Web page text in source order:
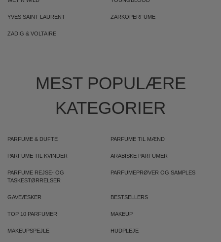
YVES SAINT LAURENT ZARKOPERFUME
ZADIG & VOLTAIRE
MEST POPULÆRE
KATEGORIER
PARFUME & DUFTE PARFUME TIL MÆND
PARFUME TIL KVINDER ARABISKE PARFUMER
PARFUME REJSE- OG
TASKESTØRRELSER
PARFUMEPRØVER OG SAMPLES
GAVEÆSKER BESTSELLERS
TOP 10 PARFUMER MAKEUP
MAKEUPSPEJLE HUDPLEJE